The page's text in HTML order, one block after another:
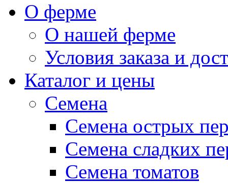
О ферме
О нашей ферме
Условия заказа и
Каталог и цены
Семена
Семена острых
Семена сладких
Семена томатов